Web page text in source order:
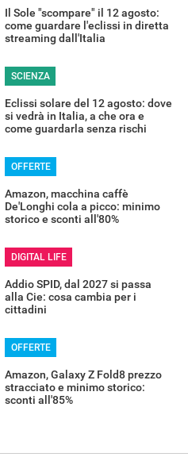
Il Sole "scompare" il 12 agosto:
come guardare l'eclissi in diretta
streaming dall'Italia
SCIENZA
Eclissi solare del 12 agosto: dove
si vedrà in Italia, a che ora e
come guardarla senza rischi
OFFERTE
Amazon, macchina caffè
De'Longhi cola a picco: minimo
storico e sconti all'80%
DIGITAL LIFE
Addio SPID, dal 2027 si passa
alla Cie: cosa cambia per i
cittadini
OFFERTE
Amazon, Galaxy Z Fold8 prezzo
stracciato e minimo storico:
sconti all'85%